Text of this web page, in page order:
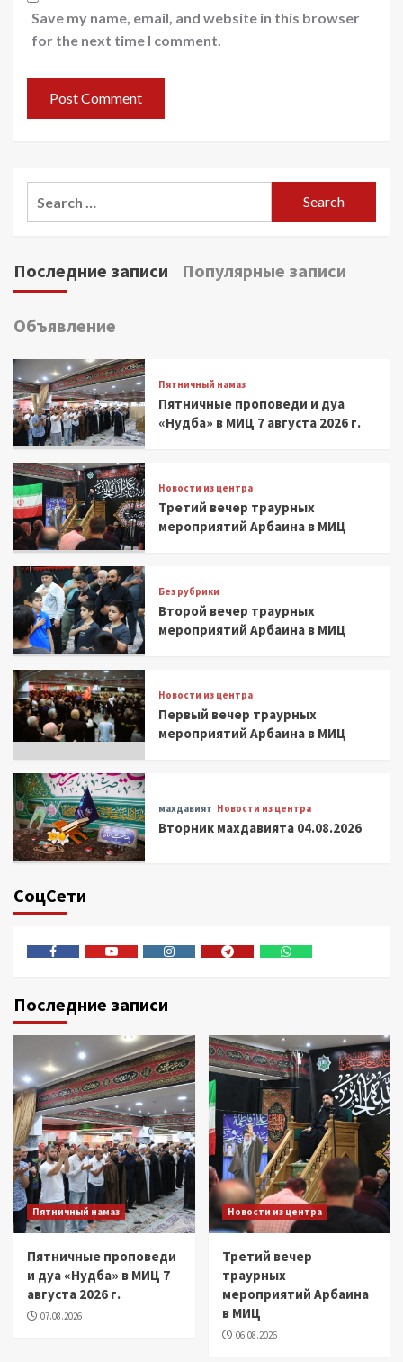
Save my name, email, and website in this browser
for the next time I comment.
Последние записи Популярные записи
Объявление
Пятничный намаз
Пятничные проповеди и дуа
«Нудба» в МИЦ 7 августа 2026 г.
Новости из центра
Третий вечер траурных
мероприятий Арбаина в МИЦ
Без рубрики
Второй вечер траурных
мероприятий Арбаина в МИЦ
Новости из центра
Первый вечер траурных
мероприятий Арбаина в МИЦ
махдавият Новости из центра
Вторник махдавията 04.08.2026
СоцСети
Последние записи
Пятничный намаз
Пятничные проповеди
и дуа «Нудба» в МИЦ 7
августа 2026 г.
07.08.2026
Новости из центра
Третий вечер
траурных
мероприятий Арбаина
в МИЦ
06.08.2026